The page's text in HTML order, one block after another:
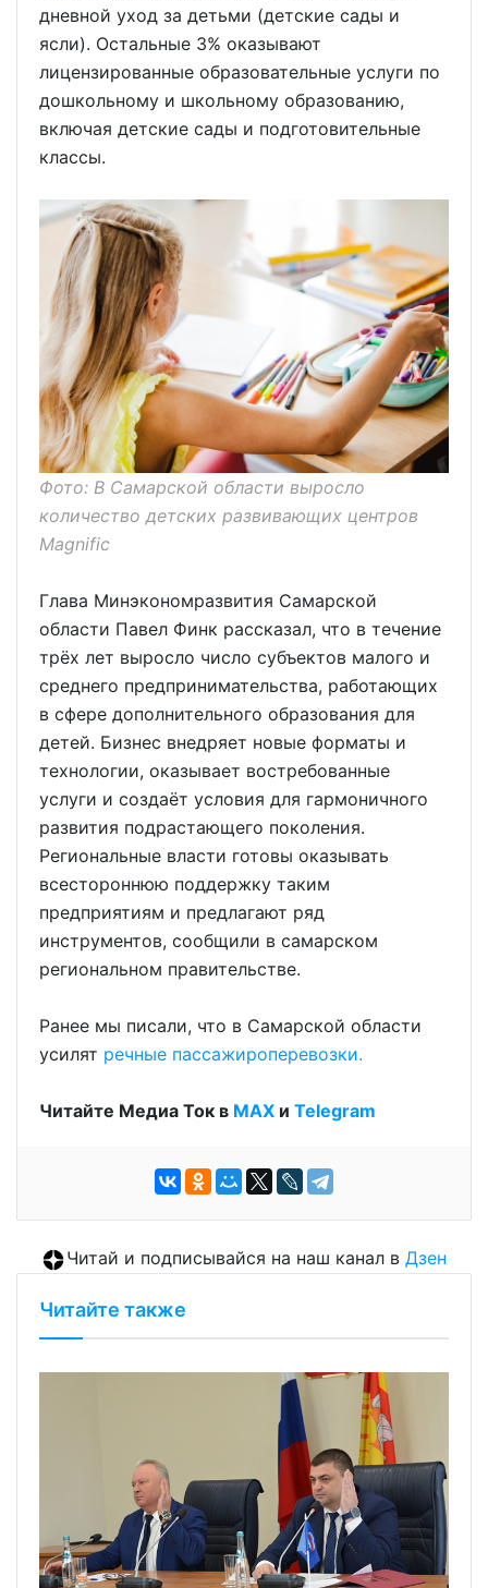
дневной уход за детьми (детские сады и
ясли). Остальные 3% оказывают
лицензированные образовательные услуги по
дошкольному и школьному образованию,
включая детские сады и подготовительные
классы.
Фото: В Самарской области выросло
количество детских развивающих центров
Magnific
Глава Минэкономразвития Самарской
области Павел Финк рассказал, что в течение
трёх лет выросло число субъектов малого и
среднего предпринимательства, работающих
в сфере дополнительного образования для
детей. Бизнес внедряет новые форматы и
технологии, оказывает востребованные
услуги и создаёт условия для гармоничного
развития подрастающего поколения.
Региональные власти готовы оказывать
всестороннюю поддержку таким
предприятиям и предлагают ряд
инструментов, сообщили в самарском
региональном правительстве.
Ранее мы писали, что в Самарской области
усилят речные пассажироперевозки.
Читайте Медиа Ток в МАХ и Telegram
Читай и подписывайся на наш канал в Дзен
Читайте также